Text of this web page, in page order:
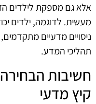
אלא גם מספקת לילדים
מעשית. לדוגמה, ילדים
ניסויים מדעיים
תהליכי המדע.
חשיבות
קיץ מדעי